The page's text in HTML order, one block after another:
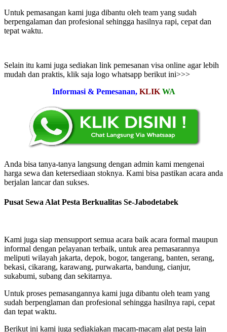
Untuk pemasangan kami juga dibantu oleh team yang sudah
berpengalaman dan profesional sehingga hasilnya rapi, cepat dan
tepat waktu.
Selain itu kami juga sediakan link pemesanan visa online agar lebih
mudah dan praktis, klik saja logo whatsapp berikut ini>>>
Informasi & Pemesanan, KLIK WA
Anda bisa tanya-tanya langsung dengan admin kami mengenai
harga sewa dan ketersediaan stoknya. Kami bisa pastikan acara anda
berjalan lancar dan sukses.
Pusat Sewa Alat Pesta Berkualitas Se-Jabodetabek
Kami juga siap mensupport semua acara baik acara formal maupun
informal dengan pelayanan terbaik, untuk area pemasarannya
meliputi wilayah jakarta, depok, bogor, tangerang, banten, serang,
bekasi, cikarang, karawang, purwakarta, bandung, cianjur,
sukabumi, subang dan sekitarnya.
Untuk proses pemasangannya kami juga dibantu oleh team yang
sudah berpenglaman dan profesional sehingga hasilnya rapi, cepat
dan tepat waktu.
Berikut ini kami juga sediakiakan macam-macam alat pesta lain